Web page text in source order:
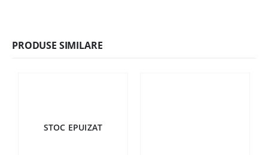
PRODUSE SIMILARE
STOC EPUIZAT